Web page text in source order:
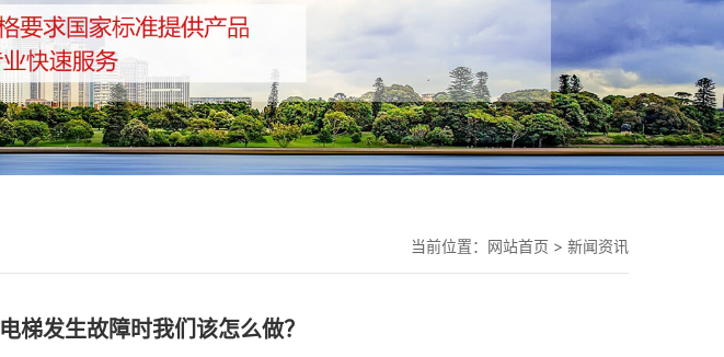
当前位置： 网站首页 > 新闻资讯
电梯发生故障时我们该怎么做？